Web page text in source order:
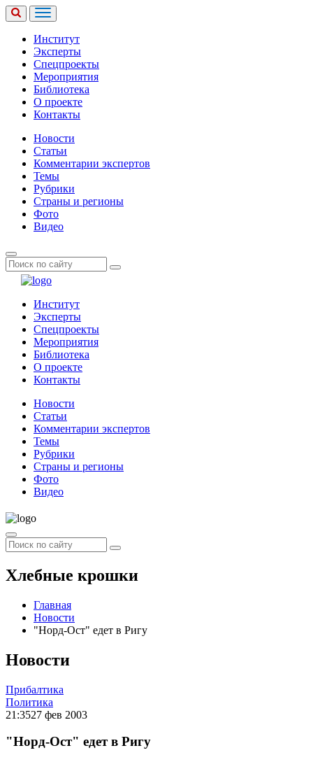
Институт
Эксперты
Спецпроекты
Мероприятия
Библиотека
О проекте
Контакты
Новости
Статьи
Комментарии экспертов
Темы
Рубрики
Страны и регионы
Фото
Видео
Институт
Эксперты
Спецпроекты
Мероприятия
Библиотека
О проекте
Контакты
Новости
Статьи
Комментарии экспертов
Темы
Рубрики
Страны и регионы
Фото
Видео
Хлебные крошки
Главная
Новости
"Норд-Ост" едет в Ригу
Новости
Прибалтика
Политика
21:3527 фев 2003
"Норд-Ост" едет в Ригу